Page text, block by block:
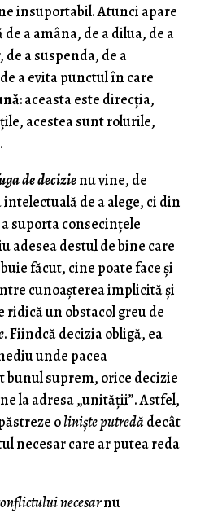
insuportabil. Atunci apare
a amâna, de a dilua, de a
a suspenda, de a
a evita punctul în care
: aceasta este direcția,
acestea sunt rolurile,
de decizienu vine, de
de a alege, ci din
suporta consecințele
adesea destul de bine care
făcut, cine poate face și
cunoașterea implicită și
un obstacol greu de
. Fiindcă decizia obligă, ea
unde pacea
bunul suprem, orice decizie
la adresa „unității”. Astfel,
oliniște putredă decât
necesar care ar putea reda
necesarnu